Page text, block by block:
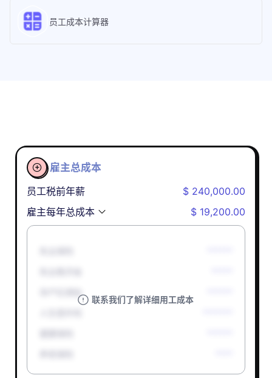
员工成本计算器

雇主总成本
员工税前年薪
$ 240,000.00
雇主每年总成本
$ 19,200.00
联系我们了解详细用工成本
孕产妇津贴